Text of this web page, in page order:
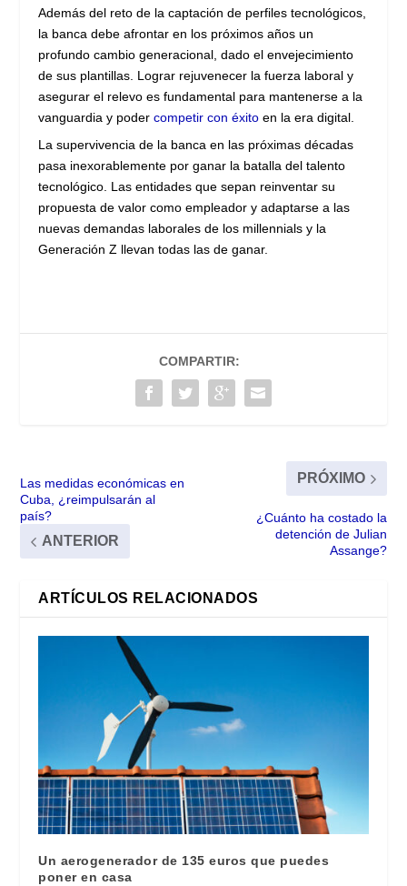
Además del reto de la captación de perfiles tecnológicos,
la banca debe afrontar en los próximos años un
profundo cambio generacional, dado el envejecimiento
de sus plantillas. Lograr rejuvenecer la fuerza laboral y
asegurar el relevo es fundamental para mantenerse a la
vanguardia y podercompetir con éxito en la era digital.
La supervivencia de la banca en las próximas décadas
pasa inexorablemente por ganar la batalla del talento
tecnológico. Las entidades que sepan reinventar su
propuesta de valor como empleador y adaptarse a las
nuevas demandas laborales de los millennials y la
Generación Z llevan todas las de ganar.
COMPARTIR:
Las medidas económicas en
Cuba, ¿reimpulsarán al
país?
ANTERIOR
PRÓXIMO
¿Cuánto ha costado la
detención de Julian
Assange?
ARTÍCULOS RELACIONADOS
Un aerogenerador de 135 euros que puedes
poner en casa